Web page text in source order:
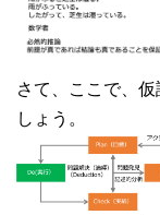
さて、ここで、
しょう。